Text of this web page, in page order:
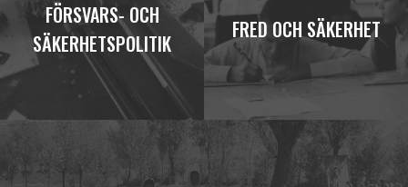
FÖRSVARS- OCH
SÄKERHETSPOLITIK
FRED OCH SÄKERHET